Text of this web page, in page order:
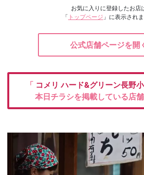
お気に入りに登録したお店
「 トップページ 」に表示されま
公式店舗ページを開
「 コメリハード&グリーン長野
本日チラシを掲載している店